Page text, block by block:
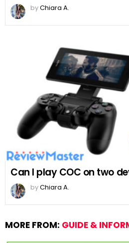
byChiara A.
Can I play COC on two
byChiara A.
MORE FROM: GUIDE &